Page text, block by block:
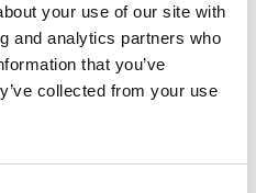
your use of our site with
and analytics partners who
that you’ve
collected from your use